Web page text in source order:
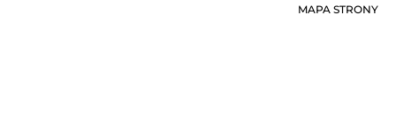
MAPA STRONY